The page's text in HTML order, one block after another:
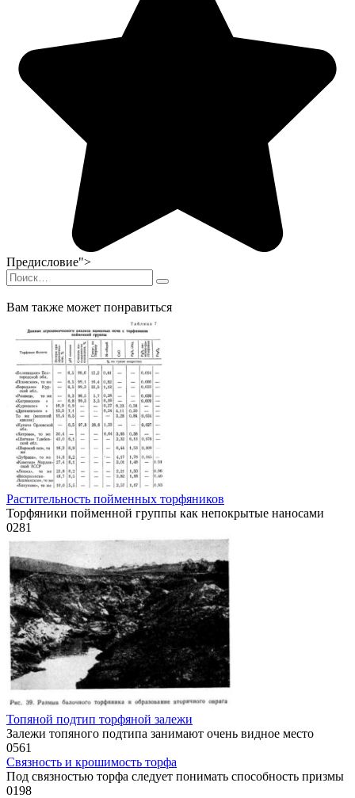
Предисловие">
Search
for:
Вам также может понравиться
Растительность пойменных торфяников
Торфяники пойменной группы как непокрытые наносами
0281
Топяной подтип торфяной залежи
Залежи топяного подтипа занимают очень видное место
0561
Связность и крошимость торфа
Под связностью торфа следует понимать способность призмы
0198